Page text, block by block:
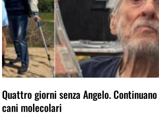
Quattro giorni senza Angelo.
cani molecolari